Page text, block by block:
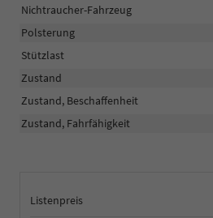
Listenpreis
Nichtraucher-Fahrzeug
Polsterung
Stützlast
Zustand
Zustand, Beschaffenheit
Zustand, Fahrfähigkeit